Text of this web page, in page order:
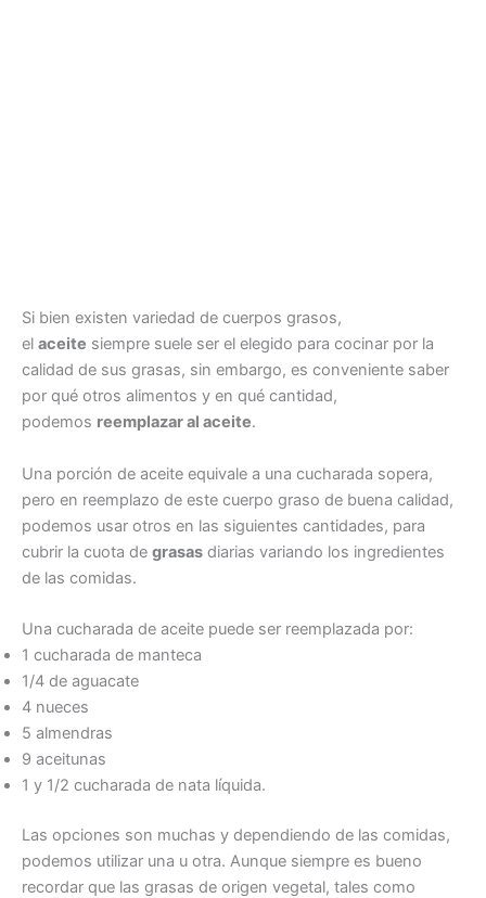
Si bien existen variedad de cuerpos grasos,
el aceite siempre suele ser el elegido para cocinar por la
calidad de sus grasas, sin embargo, es conveniente saber
por qué otros alimentos y en qué cantidad,
podemos reemplazar al aceite.
Una porción de aceite equivale a una cucharada sopera,
pero en reemplazo de este cuerpo graso de buena calidad,
podemos usar otros en las siguientes cantidades, para
cubrir la cuota de grasas diarias variando los ingredientes
de las comidas.
Una cucharada de aceite puede ser reemplazada por:
1 cucharada de manteca
1/4 de aguacate
4 nueces
5 almendras
9 aceitunas
1 y 1/2 cucharada de nata líquida.
Las opciones son muchas y dependiendo de las comidas,
podemos utilizar una u otra. Aunque siempre es bueno
recordar que las grasas de origen vegetal, tales como